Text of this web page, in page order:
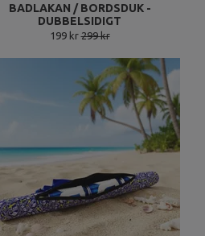
BADLAKAN / BORDSDUK -
DUBBELSIDIGT
199 kr299 kr